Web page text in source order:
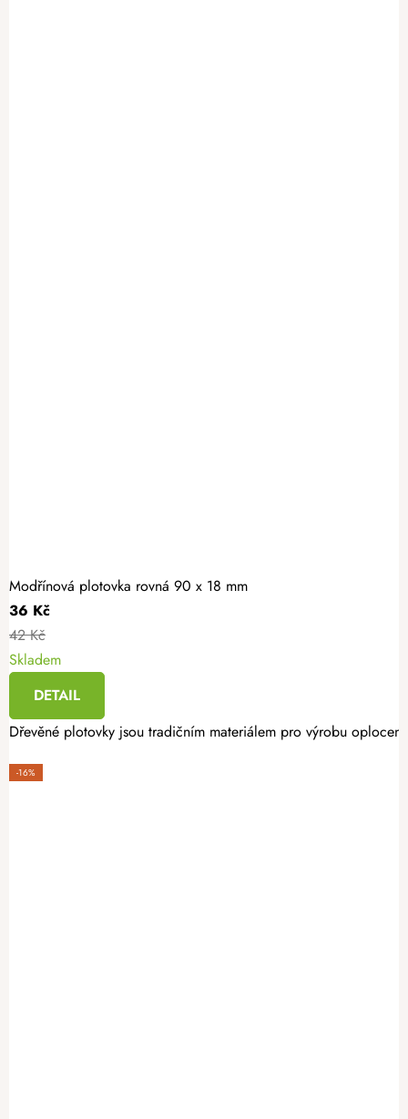
Modřínová plotovka rovná 90 x 18 mm
36 Kč
42 Kč
Skladem
DETAIL
Dřevěné plotovky jsou tradičním materiálem pro výrobu
-16%